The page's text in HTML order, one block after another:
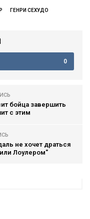
ГЕНРИ СЕХУДО
0
бойца завершить
с этим
не хочет драться
Лоулером"